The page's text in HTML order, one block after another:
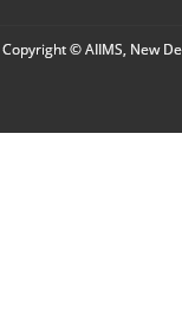
Copyright © AIIMS, New